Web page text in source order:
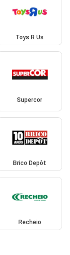
Toys R Us
Supercor
Brico Depôt
Recheio